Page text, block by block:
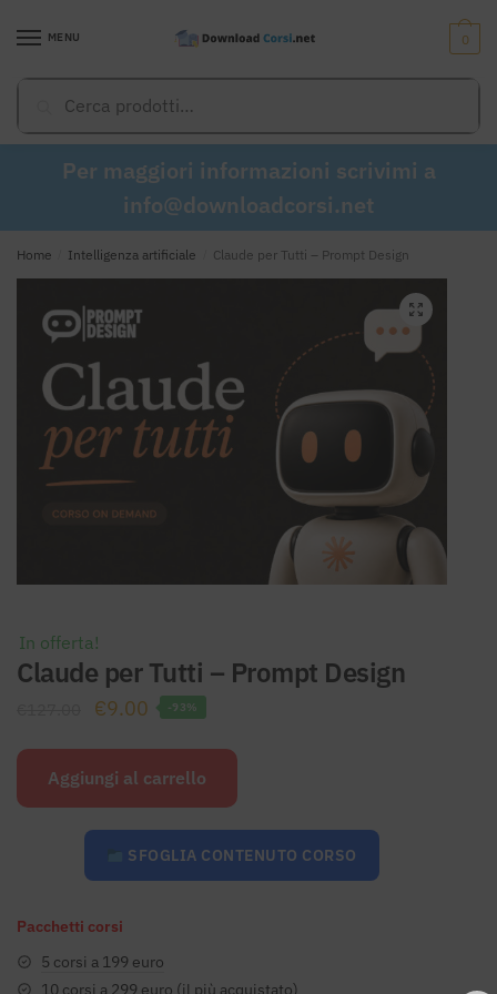
MENU
Cerca
0
Per maggiori informazioni scrivimi a
info@downloadcorsi.net
Home Intelligenza artificiale Claude per Tutti – Prompt Design
In offerta!
Claude per Tutti – Prompt Design
Il
originale
€127.00.
€9.00 Il
attuale
€9.00.
-93%
Aggiungi al carrello
SFOGLIA CONTENUTO CORSO
Pacchetti corsi
5 corsi a 199 euro
10 corsi a 299 euro (il più acquistato)